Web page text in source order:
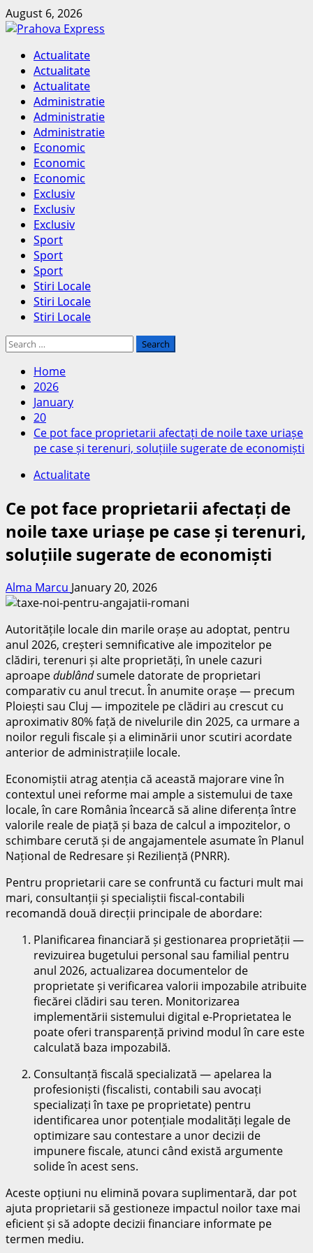
Skip
to
August 6, 2026
Primary
Menu
Actualitate
Actualitate
Actualitate
Administratie
Administratie
Administratie
Economic
Economic
Economic
Exclusiv
Exclusiv
Exclusiv
Sport
Sport
Sport
Stiri Locale
Stiri Locale
Stiri Locale
Search
Home
2026
January
20
Ce pot face proprietarii afectați de noile taxe uriașe
pe case și terenuri, soluțiile sugerate de economiști
Actualitate
Ce pot face proprietarii afectați de
noile taxe uriașe pe case și terenuri,
soluțiile sugerate de economiști
Alma Marcu January 20, 2026
Autoritățile locale din marile orașe au adoptat, pentru
anul 2026, creșteri semnificative ale impozitelor pe
clădiri, terenuri și alte proprietăți, în unele cazuri
aproapedublândsumele datorate de proprietari
comparativ cu anul trecut. În anumite orașe — precum
Ploiești sau Cluj — impozitele pe clădiri au crescut cu
aproximativ 80% față de nivelurile din 2025, ca urmare a
noilor reguli fiscale și a eliminării unor scutiri acordate
anterior de administrațiile locale.
Economiștii atrag atenția că această majorare vine în
contextul unei reforme mai ample a sistemului de taxe
locale, în care România încearcă să aline diferența între
valorile reale de piață și baza de calcul a impozitelor, o
schimbare cerută și de angajamentele asumate în Planul
Național de Redresare și Reziliență (PNRR).
Pentru proprietarii care se confruntă cu facturi mult mai
mari, consultanții și specialiștii fiscal-contabili
recomandă două direcții principale de abordare:
Planificarea financiară și gestionarea proprietății —
revizuirea bugetului personal sau familial pentru
anul 2026, actualizarea documentelor de
proprietate și verificarea valorii impozabile atribuite
fiecărei clădiri sau teren. Monitorizarea
implementării sistemului digital e-Proprietatea le
poate oferi transparență privind modul în care este
calculată baza impozabilă.
Consultanță fiscală specializată — apelarea la
profesioniști (fiscalisti, contabili sau avocați
specializați în taxe pe proprietate) pentru
identificarea unor potențiale modalități legale de
optimizare sau contestare a unor decizii de
impunere fiscale, atunci când există argumente
solide în acest sens.
Aceste opțiuni nu elimină povara suplimentară, dar pot
ajuta proprietarii să gestioneze impactul noilor taxe mai
eficient și să adopte decizii financiare informate pe
termen mediu.